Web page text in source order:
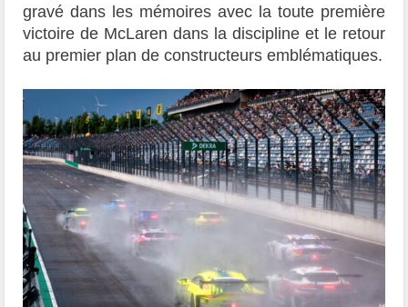
gravé dans les mémoires avec la toute première
victoire de McLaren dans la discipline et le retour
au premier plan de constructeurs emblématiques.